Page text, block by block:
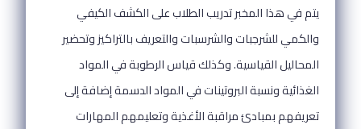
يتم في هذا المخبر تدريب الطلاب على الكشف الكيفي
والكمي للشرجبات والشرسبات والتعريف بالتراكيز وتحضير
المحاليل القياسية. وكذلك قياس الرطوبة في المواد
الغذائية ونسبة البروتينات في المواد الدسمة إضافة إلى
تعريفهم بمبادئ مراقبة الأغذية وتعليمهم المهارات